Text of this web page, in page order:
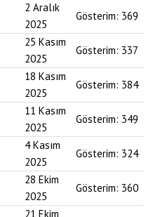
2 Aralık
2025
Gösterim: 369
25 Kasım
2025
Gösterim: 337
18 Kasım
2025
Gösterim: 384
11 Kasım
2025
Gösterim: 349
4 Kasım
2025
Gösterim: 324
28 Ekim
2025
Gösterim: 360
21 Ekim